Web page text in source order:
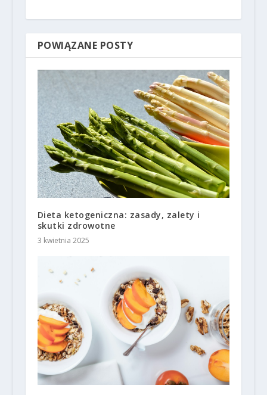
POWIĄZANE POSTY
Dieta ketogeniczna: zasady, zalety i
skutki zdrowotne
3 kwietnia 2025